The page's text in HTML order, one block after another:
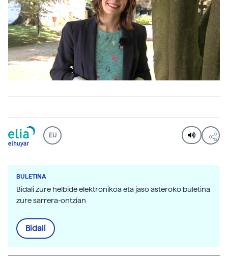
EU
BULETINA
Bidali zure helbide elektronikoa eta jaso asteroko buletina
zure sarrera-ontzian
Bidali